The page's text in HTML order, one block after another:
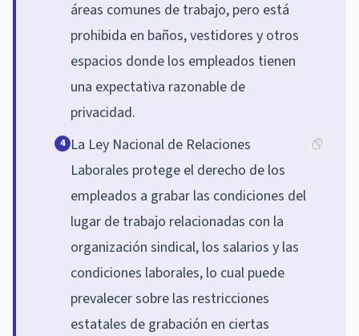
áreas comunes de trabajo, pero está
prohibida en baños, vestidores y otros
espacios donde los empleados tienen
una expectativa razonable de
privacidad.
4 La Ley Nacional de Relaciones
Laborales protege el derecho de los
empleados a grabar las condiciones del
lugar de trabajo relacionadas con la
organización sindical, los salarios y las
condiciones laborales, lo cual puede
prevalecer sobre las restricciones
estatales de grabación en ciertas